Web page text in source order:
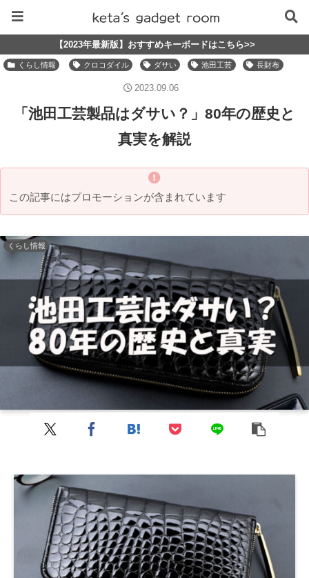
【2023年最新版】おすすめキーボードはこちら>>
くらし情報 クロコダイル ダサい 池田工芸 長財布
「池田工芸製品はダサい？」80年の歴史と
真実を解説
この記事にはプロモーションが含まれています
くらし情報
2023.09.06